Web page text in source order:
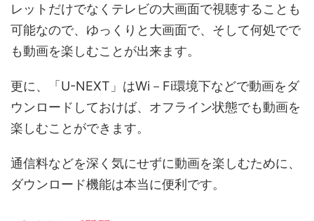
レットだけでなくテレビの大画面で視聴することも
可能なので、ゆっくりと大画面で、そして何処でで
も動画を楽しむことが出来ます。
更に、「U-NEXT」はWi－Fi環境下などで動画をダ
ウンロードしておけば、オフライン状態でも動画を
楽しむことができます。
通信料などを深く気にせずに動画を楽しむために、
ダウンロード機能は本当に便利です。